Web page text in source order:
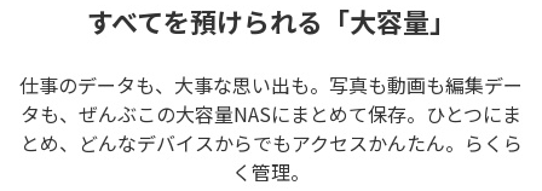
すべてを預けられる「大容量」
仕事のデータも、大事な思い出も。写真も動画も編集デー
タも、ぜんぶこの大容量NASにまとめて保存。ひとつにま
とめ、どんなデバイスからでもアクセスかんたん。らくら
く管理。